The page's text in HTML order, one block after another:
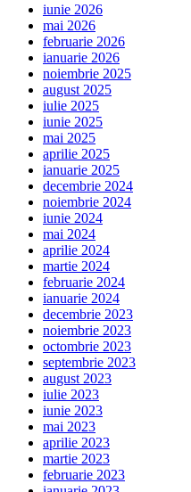
iunie 2026
mai 2026
februarie 2026
ianuarie 2026
noiembrie 2025
august 2025
iulie 2025
iunie 2025
mai 2025
aprilie 2025
ianuarie 2025
decembrie 2024
noiembrie 2024
iunie 2024
mai 2024
aprilie 2024
martie 2024
februarie 2024
ianuarie 2024
decembrie 2023
noiembrie 2023
octombrie 2023
septembrie 2023
august 2023
iulie 2023
iunie 2023
mai 2023
aprilie 2023
martie 2023
februarie 2023